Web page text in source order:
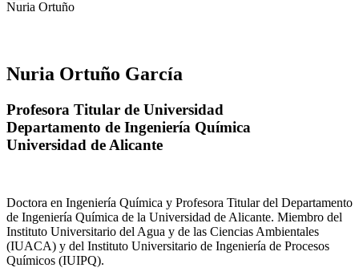
Nuria Ortuño
Nuria Ortuño García
Profesora Titular de Universidad
Departamento de Ingeniería Química
Universidad de Alicante
Doctora en Ingeniería Química y Profesora Titular del Departamento
de Ingeniería Química de la Universidad de Alicante. Miembro del
Instituto Universitario del Agua y de las Ciencias Ambientales
(IUACA) y del Instituto Universitario de Ingeniería de Procesos
Químicos (IUIPQ).